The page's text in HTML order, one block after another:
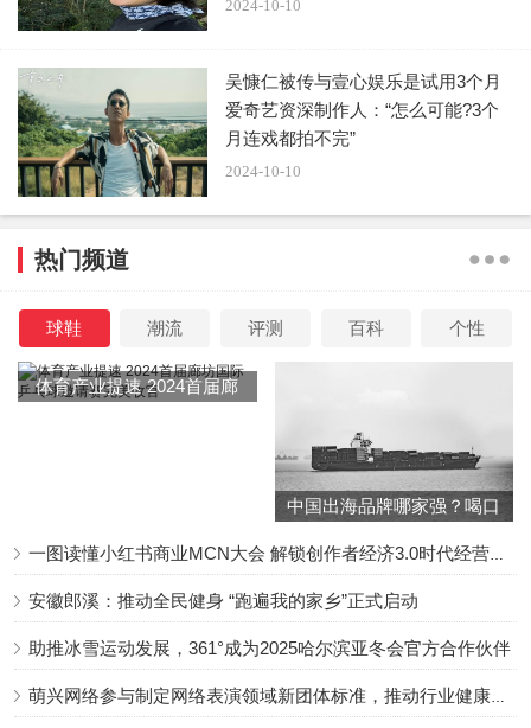
井》和《天下无贼》获得了业内外的认可，但必须承认，他
当时更多是按照导演的指示表演，有很多真情流露和灵光乍
现的成分。
对于自己表演上的成熟，王宝强是有意识的。
的王宝强笑言：“今后，树先生这个角色一定会成为经典，会
成为表演教科书的案例。”一旁的韩杰心道，话说这么满，将
来失言了他这个导演可不负责。
《Hello！树先生》剧照。
十几年过去，7万多人在豆瓣上为这部电影打了满分，
有人称其为王宝强的“封神之作”“演技巅峰”。韩杰由此想到，
王宝强当年不是自满，“这都源自他对创作全力以赴之后，所
2024-10-10
吴慷仁被传与壹心娱乐是试用3个月
爱奇艺资深制作人：“怎么可能?3个
月连戏都拍不完”
2024-10-10
热门频道
球鞋 潮流 评测 百科 个性
体育产业提速 2024首届廊
中国出海品牌哪家强？喝口
安徽郎溪：推动全民健身 “跑遍我的家乡”正式启动
助推冰雪运动发展，361°成为2025哈尔滨亚冬会官方合作伙伴